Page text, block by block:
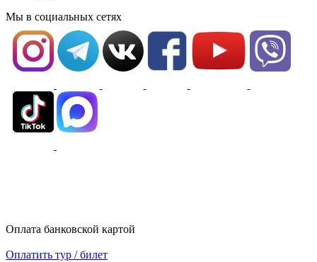
Мы в социальных сетях
Оплата банковской картой
Оплатить тур / билет